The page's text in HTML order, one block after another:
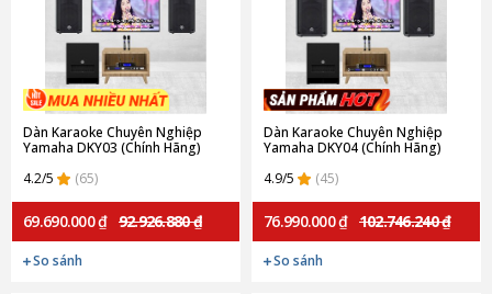
Dàn Karaoke Chuyên Nghiệp
Yamaha DKY03 (Chính Hãng)
4.2/5
(65)
69.690.000 ₫ 92.926.880 ₫
So sánh
Dàn Karaoke Chuyên Nghiệp
Yamaha DKY04 (Chính Hãng)
4.9/5
(45)
76.990.000 ₫ 102.746.240 ₫
So sánh